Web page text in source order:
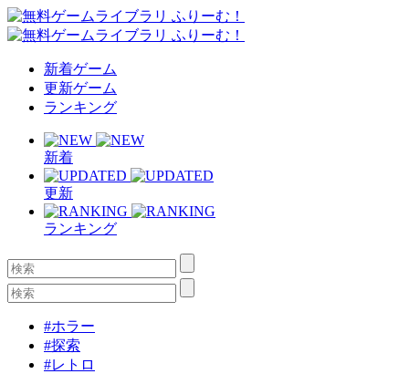
新着ゲーム
更新ゲーム
ランキング
新着
更新
ランキング
#ホラー
#探索
#レトロ